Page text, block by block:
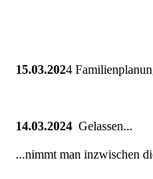
15.03.2024
14.03.2024 Gelassen...
...nimmt man inzwischen